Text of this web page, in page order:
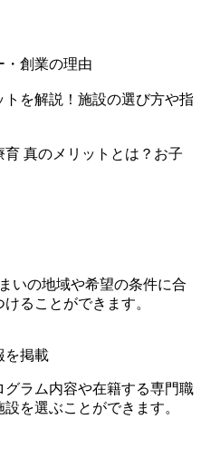
・創業の理由
を解説！施設の選び方や指
真のメリットとは？お子
いの地域や希望の条件に合
ることができます。
を掲載
ラム内容や在籍する専門職
を選ぶことができます。